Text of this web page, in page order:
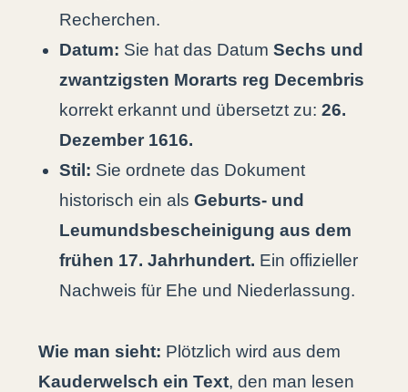
Recherchen.
Datum: Sie hat das DatumSechs und
zwantzigsten Morarts reg Decembris
korrekt erkannt und übersetzt zu:26.
Dezember 1616.
Stil: Sie ordnete das Dokument
historisch ein alsGeburts- und
Leumundsbescheinigung aus dem
frühen 17. Jahrhundert. Ein offizieller
Nachweis für Ehe und Niederlassung.
Wie man sieht: Plötzlich wird aus dem
Kauderwelsch ein Text, den man lesen